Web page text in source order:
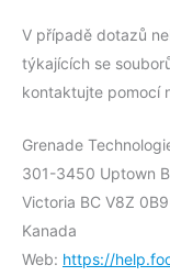
V případě dotazů
týkajících se
kontaktujte pomocí
Grenade
301-3450 Uptown
Victoria BC V8Z 0B9
Kanada
Web: https://